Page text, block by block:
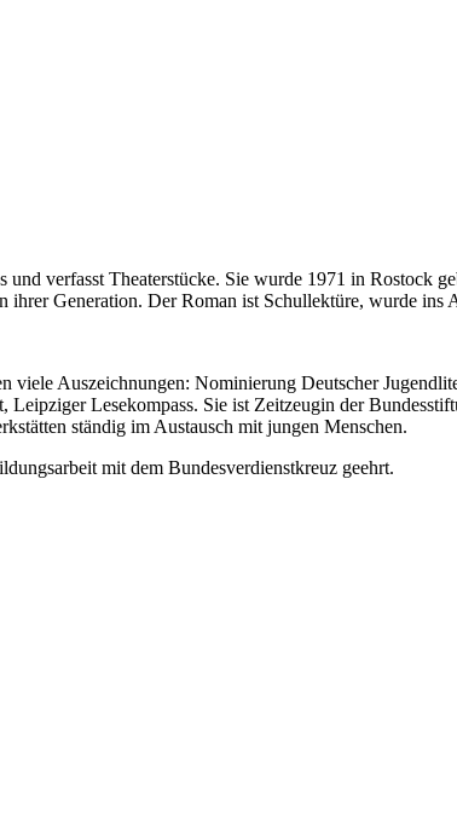
verfasst Theaterstücke. Sie wurde 1971 in Rostock
Generation. Der Roman ist Schullektüre, wurde ins
viele Auszeichnungen: Nominierung Deutscher
Leipziger Lesekompass. Sie ist Zeitzeugin der
ständig im Austausch mit jungen Menschen.
mit dem Bundesverdienstkreuz geehrt.